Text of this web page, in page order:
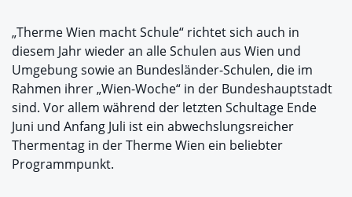
„Therme Wien macht Schule“ richtet sich auch in
diesem Jahr wieder an alle Schulen aus Wien und
Umgebung sowie an Bundesländer-Schulen, die im
Rahmen ihrer „Wien-Woche“ in der Bundeshauptstadt
sind. Vor allem während der letzten Schultage Ende
Juni und Anfang Juli ist ein abwechslungsreicher
Thermentag in der Therme Wien ein beliebter
Programmpunkt.